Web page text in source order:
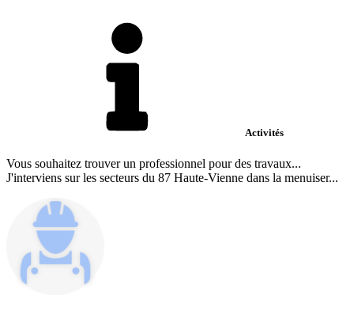
Activités
Vous souhaitez trouver un professionnel pour des travaux...
J'interviens sur les secteurs du 87 Haute-Vienne dans la menuiser...